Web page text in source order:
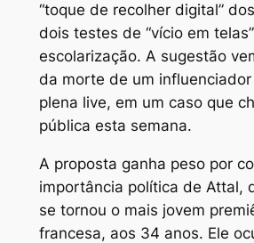
“toque de recolher digital”
dois testes de “vício em
escolarização. A sugestão
da morte de um
plena live, em um caso que
pública esta semana.
A proposta ganha peso por
importância política de Attal,
se tornou o mais jovem
francesa, aos 34 anos. Ele